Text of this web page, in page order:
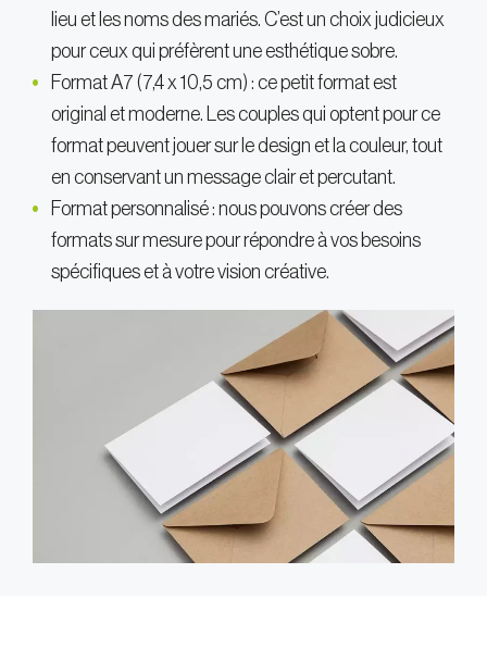
lieu et les noms des mariés. C’est un choix judicieux
pour ceux qui préfèrent une esthétique sobre.
Format A7 (7,4 x 10,5 cm) : ce petit format est
original et moderne. Les couples qui optent pour ce
format peuvent jouer sur le design et la couleur, tout
en conservant un message clair et percutant.
Format personnalisé : nous pouvons créer des
formats sur mesure pour répondre à vos besoins
spécifiques et à votre vision créative.